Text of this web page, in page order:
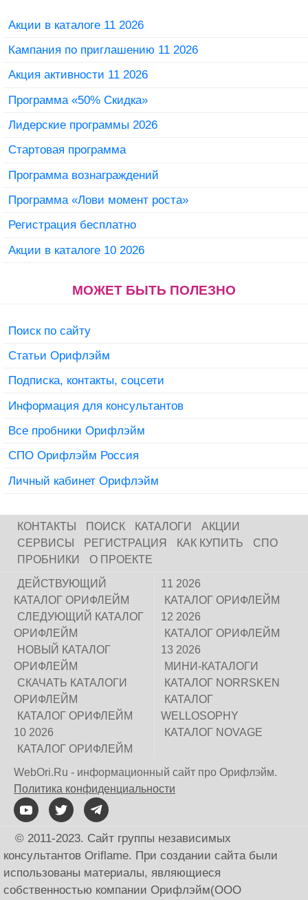
Акции в каталоге 11 2026
Кампания по приглашению 11 2026
Акция активности 11 2026
Программа «50% Скидка»
Лидерские программы 2026
Стартовая программа
Программа вознаграждений
Программа «Лови момент роста»
Регистрация бесплатно
Акции в каталоге 10 2026
МОЖЕТ БЫТЬ ПОЛЕЗНО
Поиск по сайту
Статьи Орифлэйм
Подписка, контакты, соцсети
Информация для консультантов
Все пробники Орифлэйм
СПО Орифлэйм Россия
Личный кабинет Орифлэйм
КОНТАКТЫ ПОИСК КАТАЛОГИ
АКЦИИ
СЕРВИСЫ
РЕГИСТРАЦИЯ КАК КУПИТЬ
СПО
ПРОБНИКИ
О ПРОЕКТЕ
ДЕЙСТВУЮЩИЙ
КАТАЛОГ ОРИФЛЕЙМ
СЛЕДУЮЩИЙ КАТАЛОГ
ОРИФЛЕЙМ
НОВЫЙ КАТАЛОГ
ОРИФЛЕЙМ
СКАЧАТЬ КАТАЛОГИ
ОРИФЛЕЙМ
КАТАЛОГ ОРИФЛЕЙМ
10 2026
КАТАЛОГ ОРИФЛЕЙМ
11 2026
КАТАЛОГ ОРИФЛЕЙМ
12 2026
КАТАЛОГ ОРИФЛЕЙМ
13 2026
МИНИ-КАТАЛОГИ
КАТАЛОГ NORRSKEN
КАТАЛОГ
WELLOSOPHY
КАТАЛОГ NOVAGE
WebOri.Ru - информационный сайт про Орифлэйм.
Политика конфиденциальности
© 2011-2023. Сайт группы независимых
консультантов Oriflame. При создании сайта были
использованы материалы, являющиеся
собственностью компании Орифлэйм(ООО